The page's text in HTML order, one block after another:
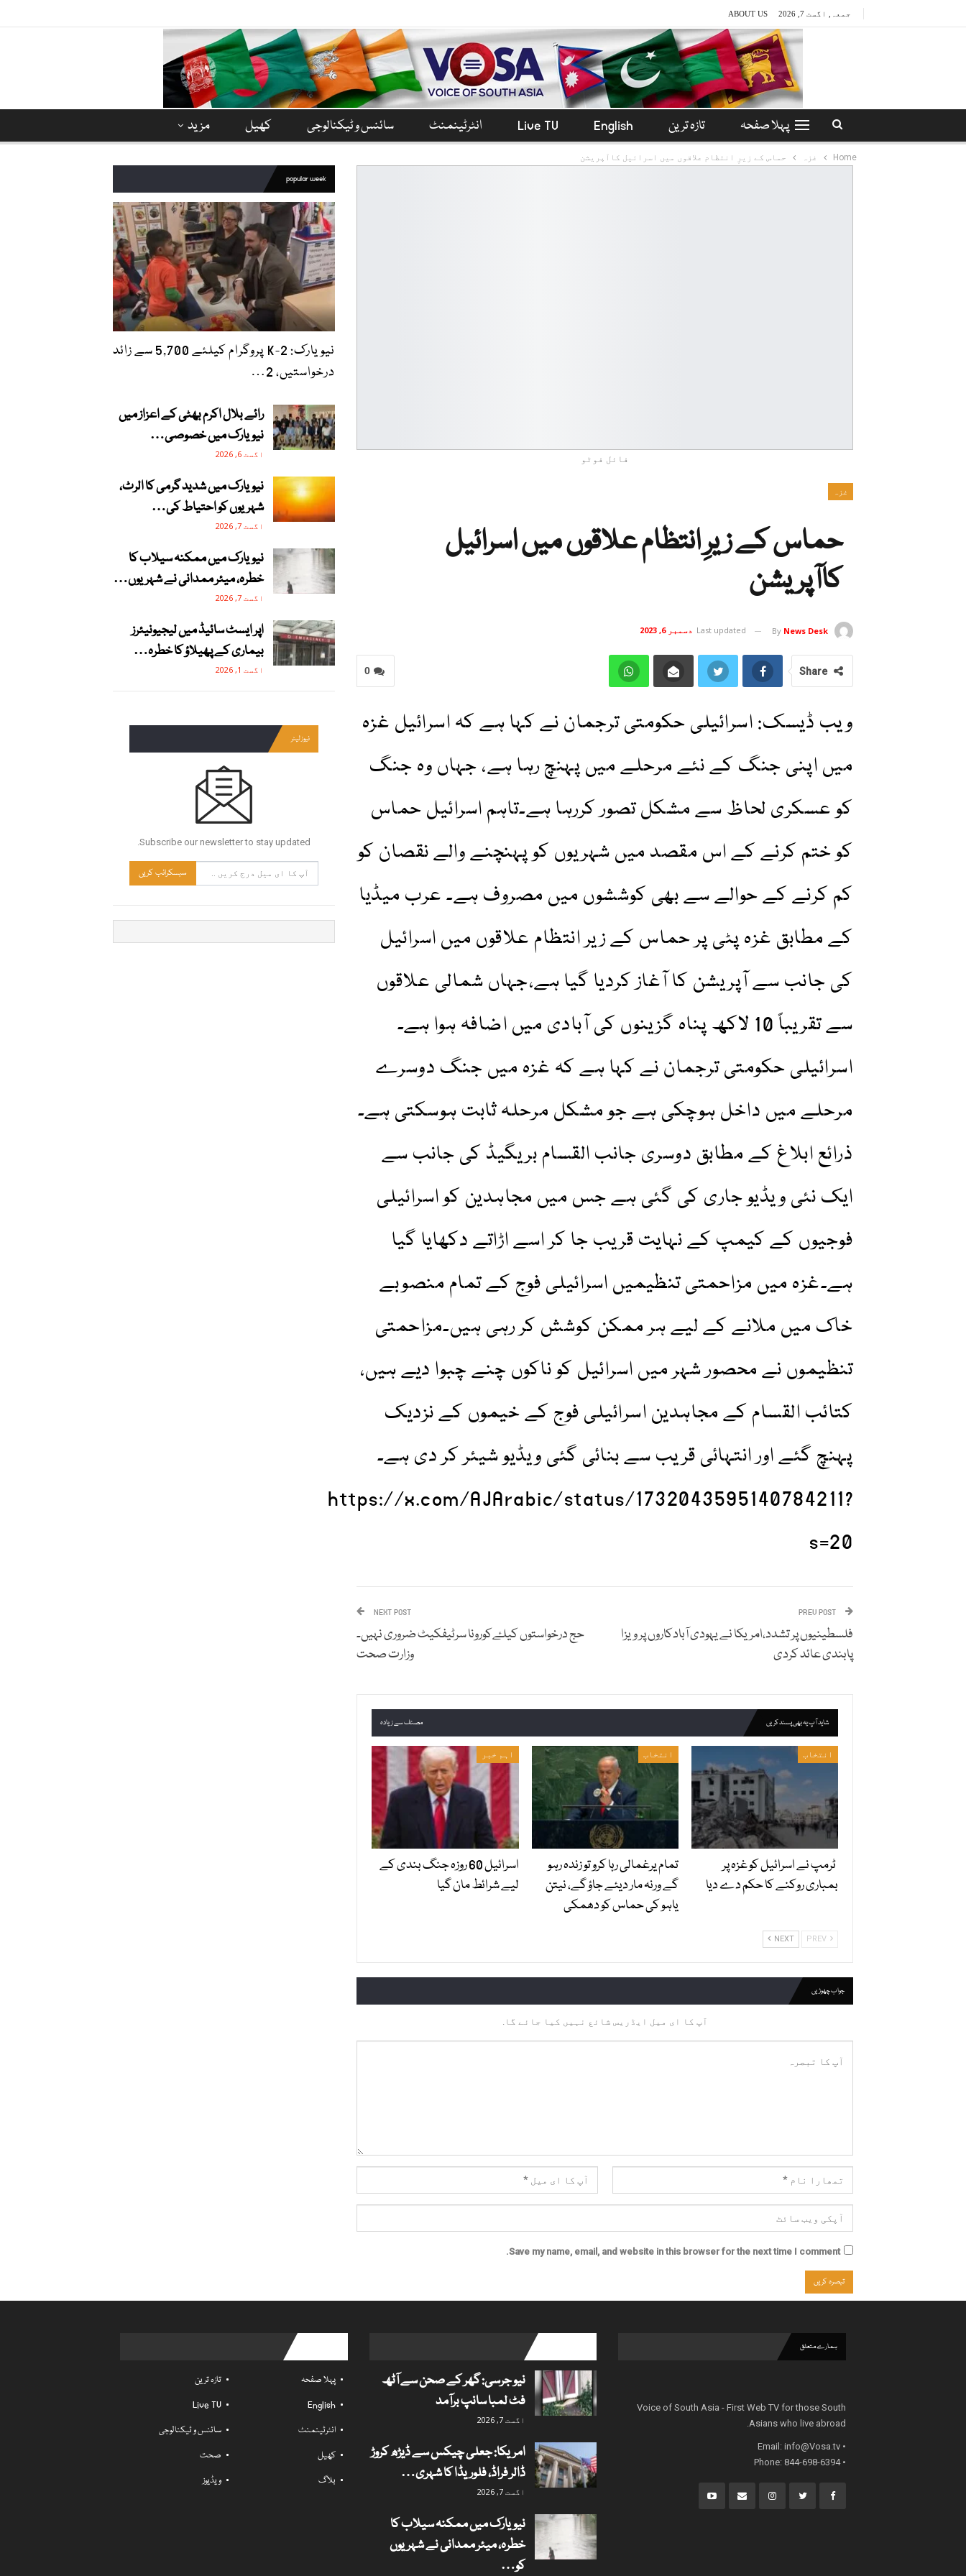
جمعہ, اگست 7, 2026 ABOUT US
پہلا صفحہ تازہ ترین English
Live TV انٹرٹینمنٹ سائنس و ٹیکنالوجی کھیل مزید
Home غزہ حماس کے زیرِ انتظام علاقوں میں اسرائیل کاآپریشن
فائل فوٹو
غزہ
حماس کے زیرِ انتظام علاقوں میں اسرائیل
کاآپریشن
By News Desk
Last updated دسمبر 6, 2023
0 Share
ویب ڈیسک: اسرائیلی حکومتی ترجمان نے کہا ہے کہ اسرائیل غزہ
میں اپنی جنگ کے نئے مرحلے میں پہنچ رہا ہے، جہاں وہ جنگ
کو عسکری لحاظ سے مشکل تصور کررہا ہے۔تاہم اسرائیل حماس
کو ختم کرنے کے اس مقصد میں شہریوں کو پہنچنے والے نقصان کو
کم کرنے کے حوالے سے بھی کوششوں میں مصروف ہے۔ عرب میڈیا
کے مطابق غزہ پٹی پر حماس کے زیر انتظام علاقوں میں اسرائیل
کی جانب سے آپریشن کا آغاز کردیا گیا ہے،جہاں شمالی علاقوں
سے تقریباً 10 لاکھ پناہ گزینوں کی آبادی میں اضافہ ہوا ہے۔
اسرائیلی حکومتی ترجمان نے کہا ہے کہ غزہ میں جنگ دوسرے
مرحلے میں داخل ہوچکی ہے جو مشکل مرحلہ ثابت ہوسکتی ہے۔
ذرائع ابلاغ کے مطابق دوسری جانب القسام بریگیڈ کی جانب سے
ایک نئی ویڈیو جاری کی گئی ہے جس میں مجاہدین کو اسرائیلی
فوجیوں کے کیمپ کے نہایت قریب جا کر اسے اڑاتے دکھایا گیا
ہے۔غزہ میں مزاحمتی تنظیمیں اسرائیلی فوج کے تمام منصوبے
خاک میں ملانے کے لیے ہر ممکن کوشش کر رہی ہیں۔مزاحمتی
تنظیموں نے محصور شہر میں اسرائیل کو ناکوں چنے چبوا دیے ہیں،
کتائب القسام کے مجاہدین اسرائیلی فوج کے خیموں کے نزدیک
پہنچ گئے اور انتہائی قریب سے بنائی گئی ویڈیو شیئر کر دی ہے۔
https://x.com/AJArabic/status/1732043595140784211?
s=20
فلسطینیوں پر تشدد،امریکا نے یہودی آبادکاروں پر ویزا
پابندی عائد کردی
NEXT POST
حج درخواستوں کیلۓکورونا سرٹیفکیٹ ضروری نہیں۔
وزارت صحت
شاید آپ یہ بھی پسند کریں مصنف سے زیادہ
انتخاب
ٹرمپ نے اسرائیل کو غزہ پر
بمباری روکنے کا حکم دے دیا
انتخاب
تمام یرغمالی رہا کرو تو زندہ رہو
گے ورنہ مار دیئے جاؤ گے، نیتن
یاہو کی حماس کو دھمکی
اہم خبر
اسرائیل 60 روزہ جنگ بندی کے
لیے شرائط مان گیا
NEXT
جواب چھوڑیں
آپ کا ای میل ایڈریس شائع نہیں کیا جائے گا.
Save my name, email, and website in this browser for the next time I comment.
popular week
نیویارک: 2-K پروگرام کیلئے 5,700 سے زائد
درخواستیں، 2…
رائے بلال اکرم بھٹی کے اعزاز میں
نیویارک میں خصوصی…
اگست 6, 2026
نیویارک میں شدید گرمی کا الرٹ،
شہریوں کو احتیاط کی…
اگست 7, 2026
نیویارک میں ممکنہ سیلاب کا
خطرہ، میئر ممدانی نے شہریوں…
اگست 7, 2026
اپر ایسٹ سائیڈ میں لیجیونیئرز
بیماری کے پھیلاؤ کا خطرہ…
اگست 1, 2026
نیوز لیٹر
Subscribe our newsletter to stay updated.
سبسکرائب کریں
ہمارے متعلق
Voice of South Asia - First Web TV for those South
Asians who live abroad.
• Email:
info@Vosa.tv
• Phone: 844-698-6394
نیو جرسی: گھر کے صحن سے آٹھ
فٹ لمبا سانپ برآمد
اگست 7, 2026
امریکا: جعلی چیکس سے ڈیڑھ کروڑ
ڈالر فراڈ، فلوریڈا کا شہری…
اگست 7, 2026
نیویارک میں ممکنہ سیلاب کا
خطرہ، میئر ممدانی نے شہریوں
کو…
پہلا صفحہ
تازہ ترین
English
Live TV
انٹرٹینمنٹ
سائنس و ٹیکنالوجی
کھیل
صحت
بلاگ
ویڈیوز